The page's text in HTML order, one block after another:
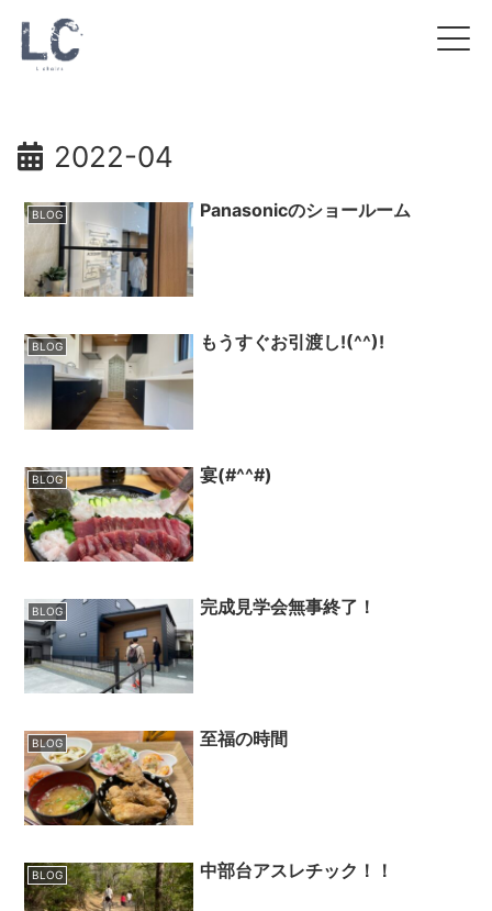
2022-04
BLOG Panasonicのショールーム
BLOG もうすぐお引渡し!(^^)!
BLOG 宴(#^^#)
BLOG 完成見学会無事終了！
BLOG 至福の時間
BLOG 中部台アスレチック！！